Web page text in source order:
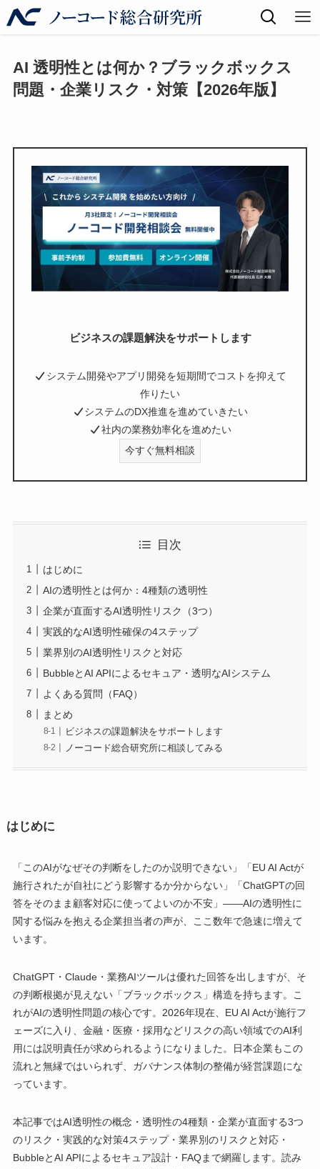
AI 透明性とは何か？ブラックボックス
問題・企業リスク・対策【2026年版】
ビジネスの課題解決をサポートします
システム開発やアプリ開発を短期間でコストを抑えて
作りたい
システムのDX推進を進めていきたい
社内の業務効率化を進めたい
今すぐ無料相談
目次
はじめに
AIの透明性とは何か：4種類の透明性
企業が直面するAI透明性リスク（3つ）
実践的なAI透明性確保の4ステップ
業界別のAI透明性リスクと対応
BubbleとAI APIによるセキュア・透明なAIシステム
よくある質問（FAQ）
まとめ
ビジネスの課題解決をサポートします
ノーコード総合研究所に相談してみる
はじめに
「このAIがなぜその判断をしたのか説明できない」「EU AI Actが
施行されたが自社にどう影響するか分からない」「ChatGPTの回
答をそのまま顧客対応に使ってよいのか不安」——AIの透明性に
関する悩みを抱える企業担当者の声が、ここ数年で急速に増えて
います。
ChatGPT・Claude・業務AIツールは優れた回答を出しますが、そ
の判断根拠が見えない「ブラックボックス」構造を持ちます。こ
れがAIの透明性問題の核心です。2026年現在、EU AI Actが施行フ
ェーズに入り、金融・医療・採用などリスクの高い領域でのAI利
用には説明責任が求められるようになりました。日本企業もこの
流れと無縁ではいられず、ガバナンス体制の整備が経営課題にな
っています。
本記事ではAI透明性の概念・透明性の4種類・企業が直面する3つ
のリスク・実践的な対策4ステップ・業界別のリスクと対応・
BubbleとAI APIによるセキュア設計・FAQまで網羅します。読み